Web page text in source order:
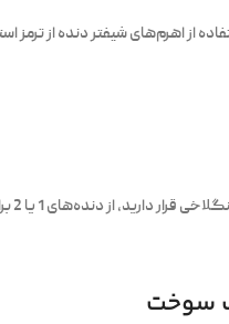
از اهرم‌های شیفتر دنده از ترمز
1 یا 2 برای حرکت خودرو استفاده کنید.
سوخت